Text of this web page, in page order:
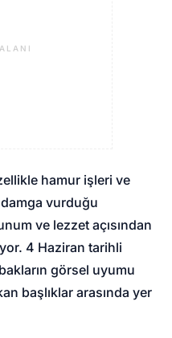
hamur işleri ve
vurduğu
ve lezzet açısından
4 Haziran tarihli
görsel uyumu
başlıklar arasında yer